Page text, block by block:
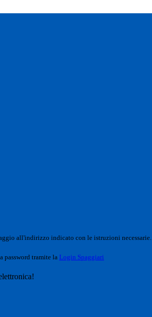
all'indirizzo indicato con le istruzioni necessarie.
password tramite la Login Spaggiari